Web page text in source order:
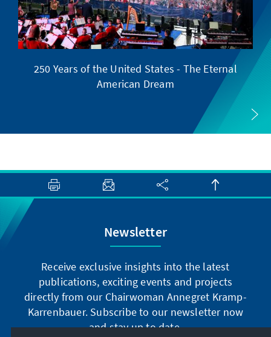
250 Years of the United States - The Eternal
American Dream
Newsletter
Receive exclusive insights into the latest
publications, exciting events and projects
directly from our Chairwoman Annegret Kramp-
Karrenbauer. Subscribe to our newsletter now
and stay up to date.